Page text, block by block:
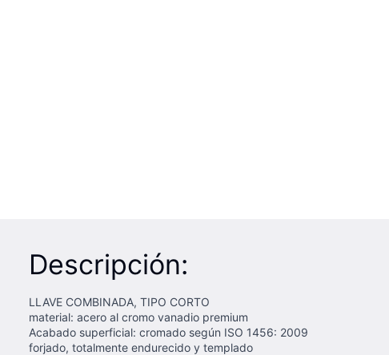
Descripción:
LLAVE COMBINADA, TIPO CORTO
material: acero al cromo vanadio premium
Acabado superficial: cromado según ISO 1456: 2009
forjado, totalmente endurecido y templado